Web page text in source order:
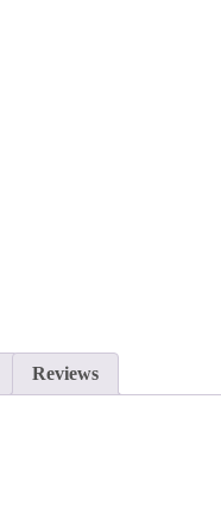
Reviews